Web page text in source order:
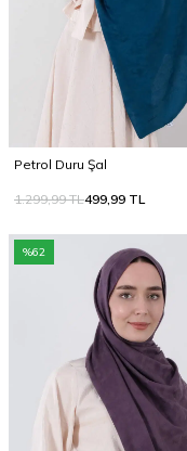
Petrol Duru Şal
1.299,99TL499,99 TL
%62